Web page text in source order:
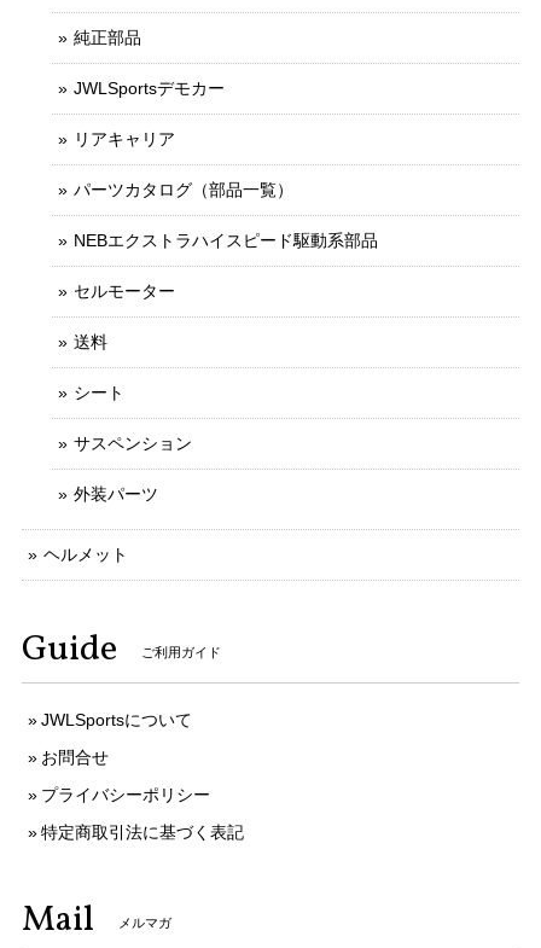
純正部品
JWLSportsデモカー
リアキャリア
パーツカタログ（部品一覧）
NEBエクストラハイスピード駆動系部品
セルモーター
送料
シート
サスペンション
外装パーツ
ヘルメット
Guide ご利用ガイド
JWLSportsについて
お問合せ
プライバシーポリシー
特定商取引法に基づく表記
Mail メルマガ